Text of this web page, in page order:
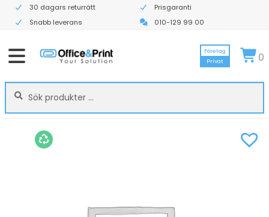
30 dagars returrätt
Prisgaranti
Snabb leverans
010-129 99 00
Sök
efter:
Sök
Företag
Privat
0